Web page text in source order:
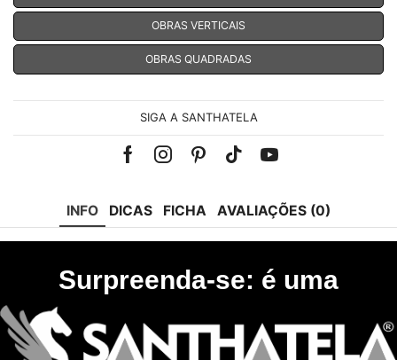
OBRAS VERTICAIS
OBRAS QUADRADAS
SIGA A SANTHATELA
Facebook
Instagram
Pinterest
Tik-Youtube
INFO DICAS FICHA AVALIAÇÕES (0)
Surpreenda-se: é uma